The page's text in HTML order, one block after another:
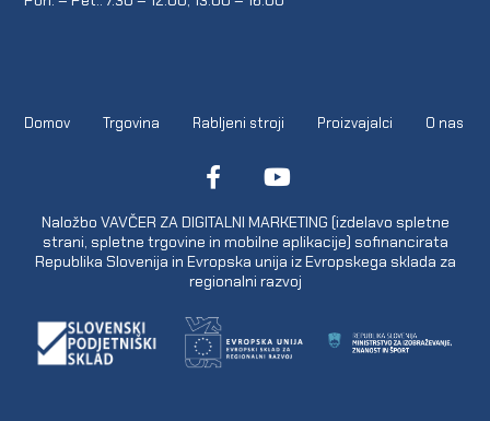
Domov Trgovina Rabljeni stroji Proizvajalci O nas
Naložbo VAVČER ZA DIGITALNI MARKETING (izdelavo spletne
strani, spletne trgovine in mobilne aplikacije) sofinancirata
Republika Slovenija in Evropska unija iz Evropskega sklada za
regionalni razvoj